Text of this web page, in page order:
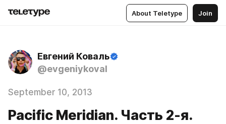
About Teletype Join
Евгений Коваль
@evgeniykoval
September 10, 2013
Pacific Meridian. Часть 2-я.